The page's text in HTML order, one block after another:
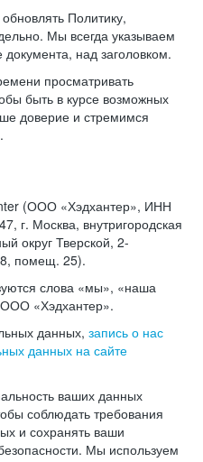
Политику,
Мы всегда указываем
над заголовком.
просматривать
быть в курсе возможных
доверие и стремимся
(ООО «Хэдхантер», ИНН
г. Москва, внутригородская
округ Тверской, 2-
помещ. 25).
слова «мы», «наша
«Хэдхантер».
данных, запись о нас
данных на сайте
ваших данных
соблюдать требования
и сохранять ваши
Мы используем